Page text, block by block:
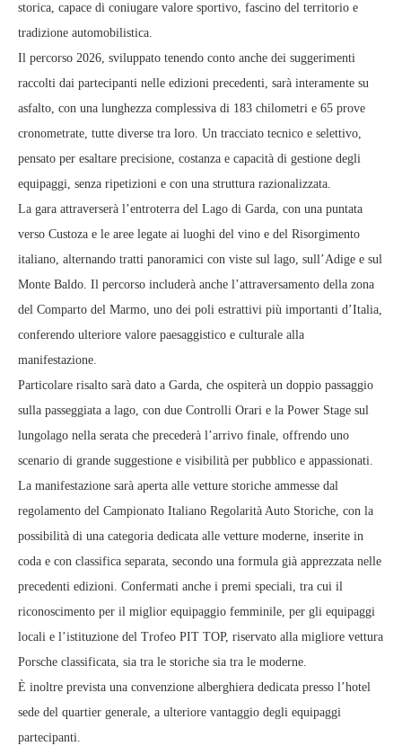
storica, capace di coniugare valore sportivo, fascino del territorio e
tradizione automobilistica.
Il percorso 2026, sviluppato tenendo conto anche dei suggerimenti
raccolti dai partecipanti nelle edizioni precedenti, sarà interamente su
asfalto, con una lunghezza complessiva di 183 chilometri e 65 prove
cronometrate, tutte diverse tra loro. Un tracciato tecnico e selettivo,
pensato per esaltare precisione, costanza e capacità di gestione degli
equipaggi, senza ripetizioni e con una struttura razionalizzata.
La gara attraverserà l’entroterra del Lago di Garda, con una puntata
verso Custoza e le aree legate ai luoghi del vino e del Risorgimento
italiano, alternando tratti panoramici con viste sul lago, sull’Adige e sul
Monte Baldo. Il percorso includerà anche l’attraversamento della zona
del Comparto del Marmo, uno dei poli estrattivi più importanti d’Italia,
conferendo ulteriore valore paesaggistico e culturale alla
manifestazione.
Particolare risalto sarà dato a Garda, che ospiterà un doppio passaggio
sulla passeggiata a lago, con due Controlli Orari e la Power Stage sul
lungolago nella serata che precederà l’arrivo finale, offrendo uno
scenario di grande suggestione e visibilità per pubblico e appassionati.
La manifestazione sarà aperta alle vetture storiche ammesse dal
regolamento del Campionato Italiano Regolarità Auto Storiche, con la
possibilità di una categoria dedicata alle vetture moderne, inserite in
coda e con classifica separata, secondo una formula già apprezzata nelle
precedenti edizioni. Confermati anche i premi speciali, tra cui il
riconoscimento per il miglior equipaggio femminile, per gli equipaggi
locali e l’istituzione del Trofeo PIT TOP, riservato alla migliore vettura
Porsche classificata, sia tra le storiche sia tra le moderne.
È inoltre prevista una convenzione alberghiera dedicata presso l’hotel
sede del quartier generale, a ulteriore vantaggio degli equipaggi
partecipanti.